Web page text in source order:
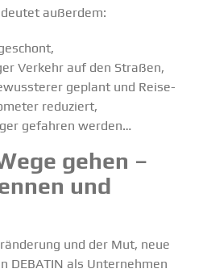
außerdem:
Verkehr auf den Straßen,
geplant und Reise­
reduziert,
gefahren werden…
gehen –
und
und der Mut, neue
DEBATIN als Unter­nehmen